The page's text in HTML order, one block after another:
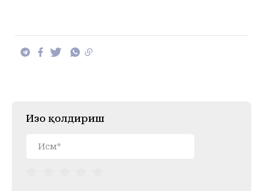
Изоҳ қолдириш